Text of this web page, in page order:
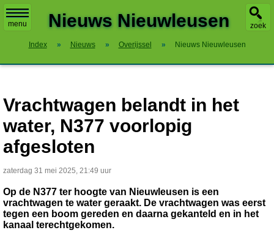
menu zoek
Nieuws Nieuwleusen
Index » Nieuws » Overijssel » Nieuws Nieuwleusen
Vrachtwagen belandt in het
water, N377 voorlopig
afgesloten
zaterdag 31 mei 2025, 21:49 uur
Op de N377 ter hoogte van Nieuwleusen is een
vrachtwagen te water geraakt. De vrachtwagen was eerst
tegen een boom gereden en daarna gekanteld en in het
kanaal terechtgekomen.